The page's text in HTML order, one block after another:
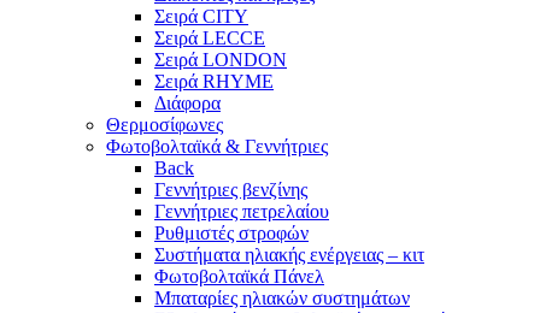
Σειρά CITY
Σειρά LECCE
Σειρά LONDON
Σειρά RHYME
Διάφορα
Θερμοσίφωνες
Φωτοβολταϊκά & Γεννήτριες
Back
Γεννήτριες βενζίνης
Γεννήτριες πετρελαίου
Ρυθμιστές στροφών
Συστήματα ηλιακής ενέργειας – κιτ
Φωτοβολταϊκά Πάνελ
Μπαταρίες ηλιακών συστημάτων